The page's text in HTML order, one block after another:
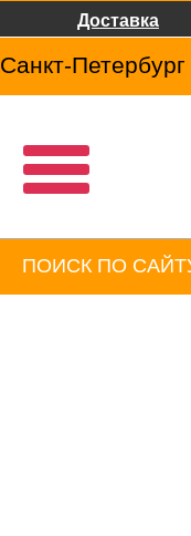
Доставка
Санкт-Петербург